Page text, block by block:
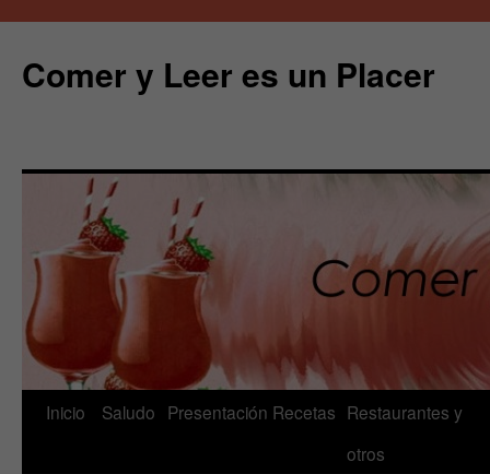
Comer y Leer es un Placer
Saltar
Inicio Saludo Presentación Recetas Restaurantes y
otros